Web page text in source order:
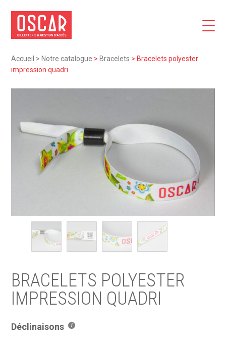
Accueil > Notre catalogue > Bracelets > Bracelets polyester
impression quadri
BRACELETS POLYESTER
IMPRESSION QUADRI
Déclinaisons